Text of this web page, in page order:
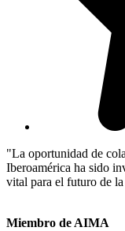
"La oportunidad de
Iberoamérica ha sido
vital para el futuro de
Miembro de AIMA